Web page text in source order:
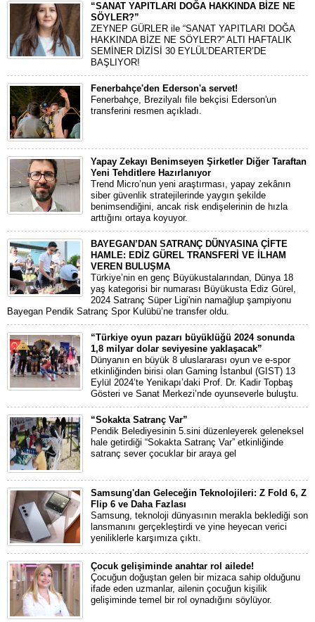
“SANAT YAPITLARI DOĞA HAKKINDA BİZE NE
SÖYLER?”
ZEYNEP GÜRLER ile “SANAT YAPITLARI DOĞA
HAKKINDA BİZE NE SÖYLER?” ALTI HAFTALIK
SEMİNER DİZİSİ 30 EYLÜL’DEARTER’DE
BAŞLIYOR!
Fenerbahçe'den Ederson'a servet!
Fenerbahçe, Brezilyalı file bekçisi Ederson'un
transferini resmen açıkladı.
Yapay Zekayı Benimseyen Şirketler Diğer Taraftan
Yeni Tehditlere Hazırlanıyor
Trend Micro’nun yeni araştırması, yapay zekânın
siber güvenlik stratejilerinde yaygın şekilde
benimsendiğini, ancak risk endişelerinin de hızla
arttığını ortaya koyuyor.
BAYEGAN’DAN SATRANÇ DÜNYASINA ÇİFTE
HAMLE: EDİZ GÜREL TRANSFERİ VE İLHAM
VEREN BULUŞMA
Türkiye’nin en genç Büyükustalarından, Dünya 18
yaş kategorisi bir numarası Büyükusta Ediz Gürel,
2024 Satranç Süper Ligi'nin namağlup şampiyonu
Bayegan Pendik Satranç Spor Kulübü’ne transfer oldu.
“Türkiye oyun pazarı büyüklüğü 2024 sonunda
1,8 milyar dolar seviyesine yaklaşacak”
Dünyanın en büyük 8 uluslararası oyun ve e-spor
etkinliğinden birisi olan Gaming İstanbul (GIST) 13
Eylül 2024’te Yenikapı’daki Prof. Dr. Kadir Topbaş
Gösteri ve Sanat Merkezi’nde oyunseverle buluştu.
“Sokakta Satranç Var”
Pendik Belediyesinin 5.sini düzenleyerek geleneksel
hale getirdiği “Sokakta Satranç Var” etkinliğinde
satranç sever çocuklar bir araya gel
Samsung'dan Geleceğin Teknolojileri: Z Fold 6, Z
Flip 6 ve Daha Fazlası
Samsung, teknoloji dünyasının merakla beklediği son
lansmanını gerçekleştirdi ve yine heyecan verici
yeniliklerle karşımıza çıktı.
Çocuk gelişiminde anahtar rol ailede!
Çocuğun doğuştan gelen bir mizaca sahip olduğunu
ifade eden uzmanlar, ailenin çocuğun kişilik
gelişiminde temel bir rol oynadığını söylüyor.